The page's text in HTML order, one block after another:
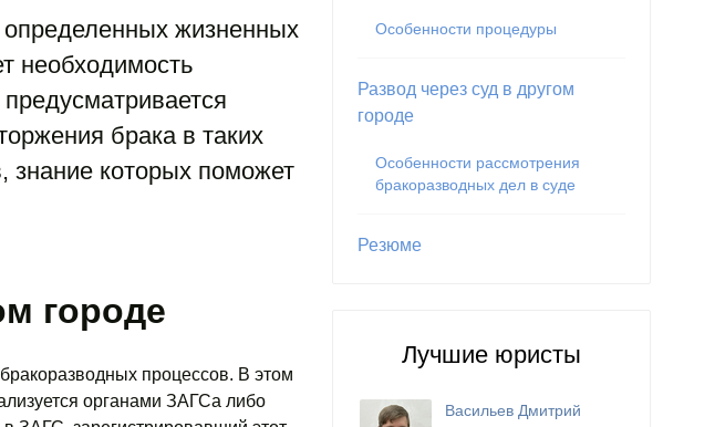
жизненных
необходимость
брака в таких
знание которых поможет
городе
процессов. В этом
органами ЗАГСа либо
Особенности процедуры
Развод через суд в другом
городе
Особенности рассмотрения
бракоразводных дел в суде
Резюме
Лучшие юристы
Васильев Дмитрий